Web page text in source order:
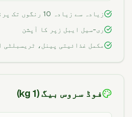
زیادہ سے زیادہ 10 رنگوں تک پرنٹڈ لیمینیشن
ری-سیل ایبل زپر کا آپشن
مکمل غذائیتی پینل، ٹریسبلٹی
فوڈ سروس بیگ (1 kg)